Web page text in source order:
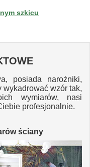
szkicu
posiada narożniki,
wzór tak,
wymiarów, nasi
profesjonalnie.
ściany